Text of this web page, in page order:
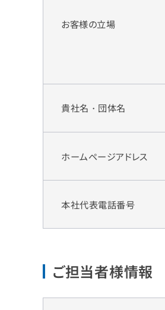
お客様の立場
貴社名・団体名
ホームページアドレス
本社代表電話番号
ご担当者様情報